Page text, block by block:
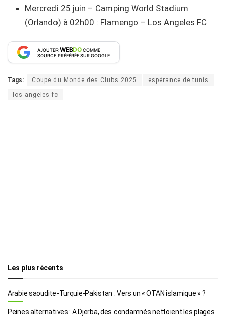
Mercredi 25 juin – Camping World Stadium
(Orlando) à 02h00 : Flamengo – Los Angeles FC
AJOUTERWEBDOCOMME
SOURCE PRÉFÉRÉE SUR GOOGLE
Tags: Coupe du Monde des Clubs 2025 espérance de tunis
los angeles fc
Les plus récents
Arabie saoudite-Turquie-Pakistan : Vers un « OTAN islamique » ?
Peines alternatives : A Djerba, des condamnés nettoient les plages